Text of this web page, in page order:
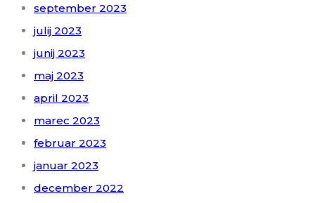
september 2023
julij 2023
junij 2023
maj 2023
april 2023
marec 2023
februar 2023
januar 2023
december 2022